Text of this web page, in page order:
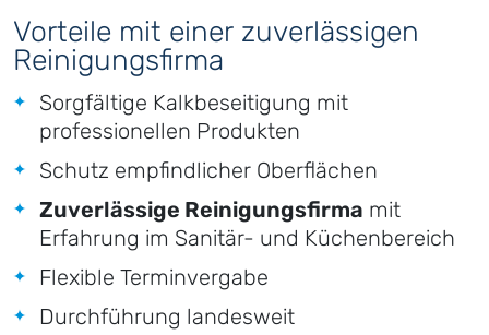
Vorteile mit einer zuverlässigen
Reinigungsfirma
Sorgfältige Kalkbeseitigung mit
professionellen Produkten
Schutz empfindlicher Oberflächen
Zuverlässige Reinigungsfirma mit
Erfahrung im Sanitär- und Küchenbereich
Flexible Terminvergabe
Durchführung landesweit